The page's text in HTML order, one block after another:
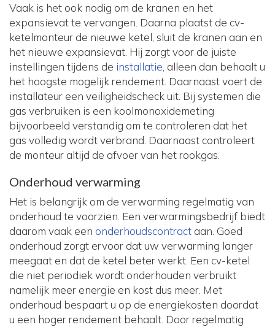
Vaak is het ook nodig om de kranen en het
expansievat te vervangen. Daarna plaatst de cv-
ketelmonteur de nieuwe ketel, sluit de kranen aan en
het nieuwe expansievat. Hij zorgt voor de juiste
instellingen tijdens de installatie , alleen dan behaalt u
het hoogste mogelijk rendement. Daarnaast voert de
installateur een veiligheidscheck uit. Bij systemen die
gas verbruiken is een koolmonoxidemeting
bijvoorbeeld verstandig om te controleren dat het
gas volledig wordt verbrand. Daarnaast controleert
de monteur altijd de afvoer van het rookgas.
Onderhoud verwarming
Het is belangrijk om de verwarming regelmatig van
onderhoud te voorzien. Een verwarmingsbedrijf biedt
daarom vaak een onderhoudscontract aan. Goed
onderhoud zorgt ervoor dat uw verwarming langer
meegaat en dat de ketel beter werkt. Een cv-ketel
die niet periodiek wordt onderhouden verbruikt
namelijk meer energie en kost dus meer. Met
onderhoud bespaart u op de energiekosten doordat
u een hoger rendement behaalt. Door regelmatig